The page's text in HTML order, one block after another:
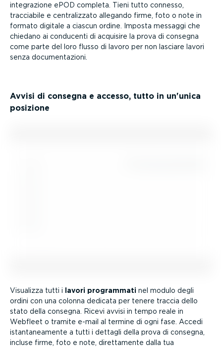
integra­zione ePOD completa. Tieni tutto connesso,
tracciabile e centra­lizzato allegando firme, foto o note in
formato digitale a ciascun ordine. Imposta messaggi che
chiedano ai conducenti di acquisire la prova di consegna
come parte del loro flusso di lavoro per non lasciare lavori
senza documen­ta­zioni.
Avvisi di consegna e accesso, tutto in un'unica
posizione
Visualizza tutti i lavori programmati nel modulo degli
ordini con una colonna dedicata per tenere traccia dello
stato della consegna. Ricevi avvisi in tempo reale in
Webfleet o tramite e-mail al termine di ogni fase. Accedi
istan­ta­nea­mente a tutti i dettagli della prova di consegna,
incluse firme, foto e note, diret­ta­mente dalla tua